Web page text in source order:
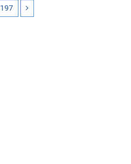
197